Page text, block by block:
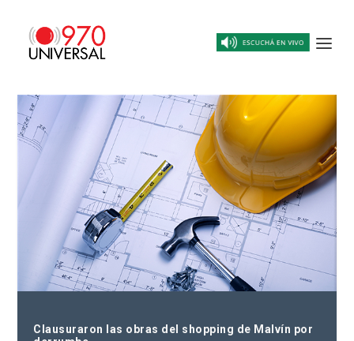
Clausuraron las obras del shopping de Malvín por